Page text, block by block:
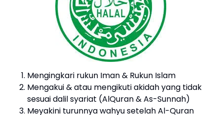
Mengingkari rukun Iman & Rukun Islam
Mengakui & atau mengikuti akidah yang tidak
sesuai dalil syariat (AlQuran & As-Sunnah)
Meyakini turunnya wahyu setelah Al-Quran